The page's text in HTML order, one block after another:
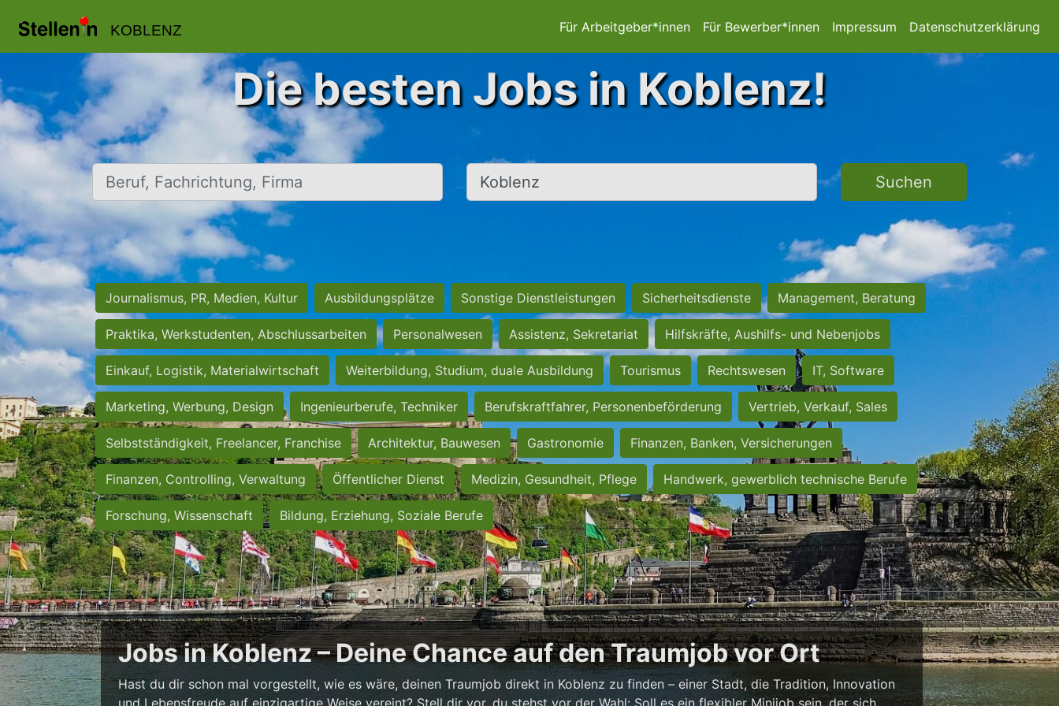
KOBLENZ Für Arbeitgeber*innen Für Bewerber*innen Impressum Datenschutzerklärung
Die besten Jobs in Koblenz!
Beruf, Fachrichtung, Firma Ort, Stadt Suchen
Journalismus, PR, Medien, Kultur Ausbildungsplätze Sonstige Dienstleistungen Sicherheitsdienste Management, Beratung
Praktika, Werkstudenten, Abschlussarbeiten Personalwesen Assistenz, Sekretariat Hilfskräfte, Aushilfs- und Nebenjobs
Einkauf, Logistik, Materialwirtschaft Weiterbildung, Studium, duale Ausbildung Tourismus Rechtswesen IT, Software
Marketing, Werbung, Design Ingenieurberufe, Techniker Berufskraftfahrer, Personenbeförderung Vertrieb, Verkauf, Sales
Selbstständigkeit, Freelancer, Franchise Architektur, Bauwesen Gastronomie Finanzen, Banken, Versicherungen
Finanzen, Controlling, Verwaltung Öffentlicher Dienst Medizin, Gesundheit, Pflege Handwerk, gewerblich technische Berufe
Forschung, Wissenschaft Bildung, Erziehung, Soziale Berufe
Jobs in Koblenz – Deine Chance auf den Traumjob vor Ort
Hast du dir schon mal vorgestellt, wie es wäre, deinen Traumjob direkt in Koblenz zu finden – einer Stadt, die Tradition, Innovation